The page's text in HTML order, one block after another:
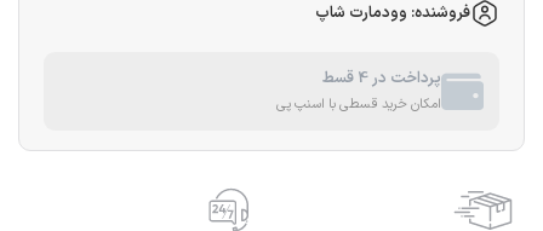
فروشنده: وودمارت شاپ
پرداخت در 4 قسط
امکان خرید قسطی با اسنپ پی